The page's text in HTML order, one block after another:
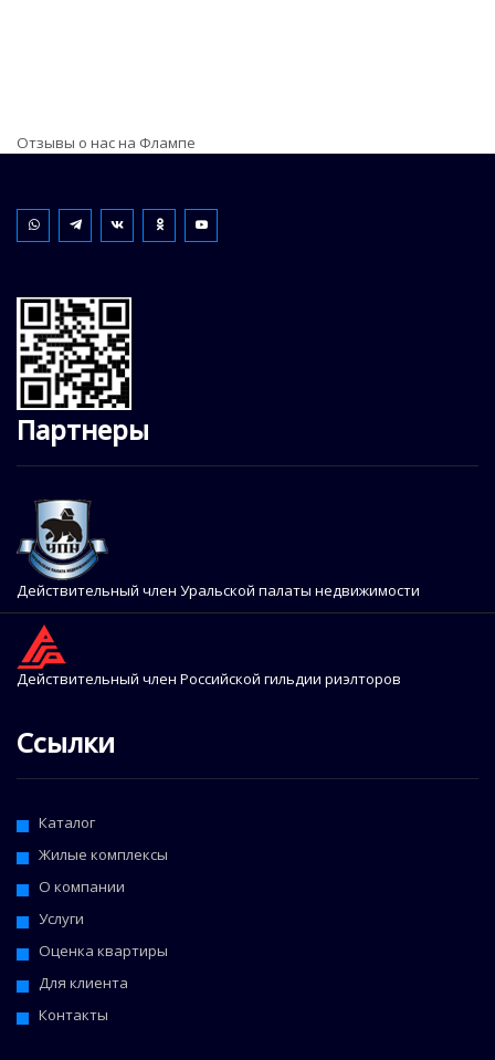
Отзывы о нас на Флампе
Партнеры
Действительный член Уральской палаты недвижимости
Действительный член Российской гильдии риэлторов
Ссылки
Каталог
Жилые комплексы
О компании
Услуги
Оценка квартиры
Для клиента
Контакты